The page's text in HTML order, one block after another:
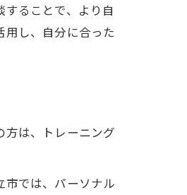
ることで、より自
し、自分に合った
は、トレーニング
では、パーソナル